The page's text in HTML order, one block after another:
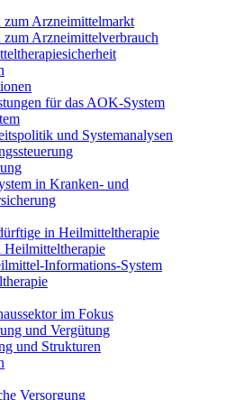
zum Arzneimittelmarkt
zum Arzneimittelverbrauch
für das AOK-System
und Systemanalysen
in Kranken- und
in Heilmitteltherapie
Informations-System
im Fokus
und Vergütung
und Strukturen
Versorgung